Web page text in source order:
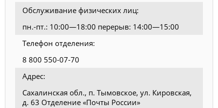
Обслуживание физических лиц:
пн.-пт.: 10:00—18:00 перерыв: 14:00—15:00
Телефон отделения:
8 800 550-07-70
Адрес:
Сахалинская обл., п. Тымовское, ул. Кировская,
д. 63 Отделение «Почты России»